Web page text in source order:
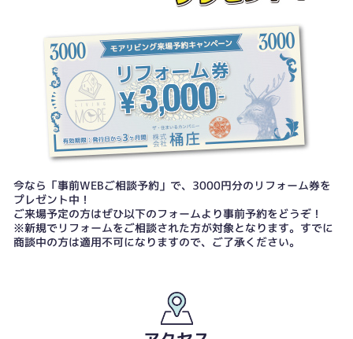
今なら「事前WEBご相談予約」で、3000円分のリフォーム券を
プレゼント中！
ご来場予定の方はぜひ以下のフォームより事前予約をどうぞ！
※新規でリフォームをご相談された方が対象となります。すでに
商談中の方は適用不可になりますので、ご了承ください。